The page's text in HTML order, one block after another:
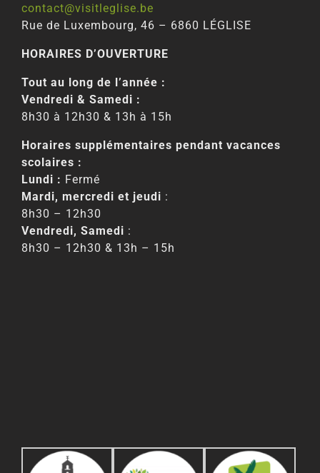
contact@visitleglise.be
Rue de Luxembourg, 46 – 6860 LÉGLISE
HORAIRES D’OUVERTURE
Tout au long de l’année :
Vendredi & Samedi :
8h30 à 12h30 & 13h à 15h
Horaires supplémentaires pendant vacances
scolaires :
Lundi : Fermé
Mardi, mercredi et jeudi :
8h30 – 12h30
Vendredi, Samedi :
8h30 – 12h30 & 13h – 15h